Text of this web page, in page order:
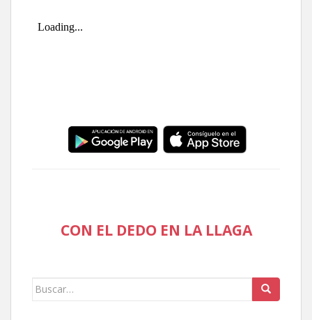
CON EL DEDO EN LA LLAGA
Buscar: